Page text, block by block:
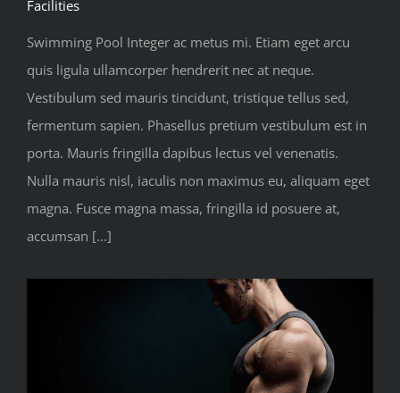
Facilities
Swimming Pool Integer ac metus mi. Etiam eget arcu
quis ligula ullamcorper hendrerit nec at neque.
Vestibulum sed mauris tincidunt, tristique tellus sed,
fermentum sapien. Phasellus pretium vestibulum est in
porta. Mauris fringilla dapibus lectus vel venenatis.
Nulla mauris nisl, iaculis non maximus eu, aliquam eget
magna. Fusce magna massa, fringilla id posuere at,
accumsan [...]